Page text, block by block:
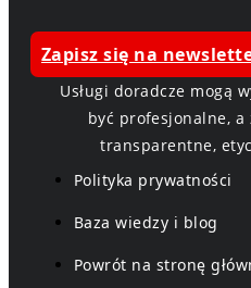
Zapisz się na
Usługi doradcze mogą
być profesjonalne, a
transparentne,
Polityka prywatności
Baza wiedzy i blog
Powrót na stronę